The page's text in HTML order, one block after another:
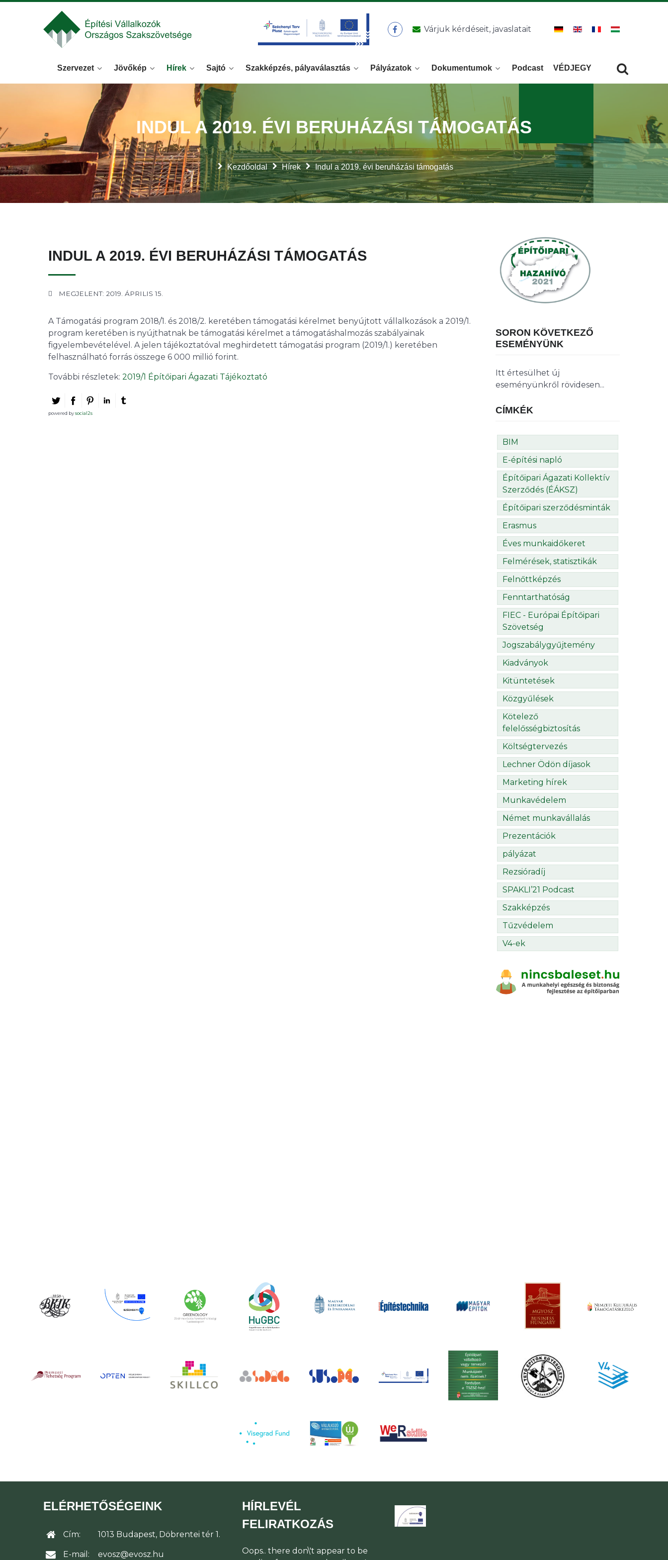
Várjuk kérdéseit, javaslatait
Szervezet Jövőkép Hírek Sajtó Szakképzés, pályaválasztás Pályázatok Dokumentumok Podcast VÉDJEGY
Kezdőoldal Hírek Indul a 2019. évi beruházási támogatás
INDUL A 2019. ÉVI BERUHÁZÁSI TÁMOGATÁS
INDUL A 2019. ÉVI BERUHÁZÁSI TÁMOGATÁS
MEGJELENT: 2019. ÁPRILIS 15.
A Támogatási program 2018/1. és 2018/2. keretében támogatási kérelmet benyújtott vállalkozások a 2019/1.
program keretében is nyújthatnak be támogatási kérelmet a támogatáshalmozás szabályainak
figyelembevételével. A jelen tájékoztatóval meghirdetett támogatási program (2019/1.) keretében
felhasználható forrás összege 6 000 millió forint.
További részletek: 2019/1 Építőipari Ágazati Tájékoztató
powered bysocial2s
SORON KÖVETKEZŐ
ESEMÉNYÜNK
Itt értesülhet új
eseményünkről rövidesen...
CÍMKÉK
BIM
E-építési napló
Építőipari Ágazati Kollektív
Szerződés (ÉÁKSZ)
Építőipari szerződésminták
Erasmus
Éves munkaidőkeret
Felmérések, statisztikák
Felnőttképzés
Fenntarthatóság
FIEC - Európai Építőipari
Szövetség
Jogszabálygyűjtemény
Kiadványok
Kitüntetések
Közgyűlések
Kötelező
felelősségbiztosítás
Költségtervezés
Lechner Ödön díjasok
Marketing hírek
Munkavédelem
Német munkavállalás
Prezentációk
pályázat
Rezsióradíj
SPAKLI’21 Podcast
Szakképzés
Tűzvédelem
V4-ek
ELÉRHETŐSÉGEINK
Cím: 1013 Budapest, Döbrentei tér 1.
E-mail: evosz@evosz.hu
HÍRLEVÉL
FELIRATKOZÁS
Oops.. there don\'t appear to be